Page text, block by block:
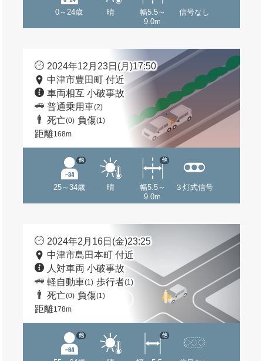
0～24歳 晴
幅5.5～
9.0m
信号なし
2024年12月23日(月)17:50
中津市豊田町 付近
車両相互 小破事故
普通乗用車(2)
死亡(0) 負傷(1)
距離168m
25～34歳
他
晴
幅5.5～
9.0m
他
３灯式信号
2024年2月16日(金)23:25
中津市島田本町 付近
人対車両 小破事故
軽自動車(1) 歩行者(1)
死亡(0) 負傷(1)
距離178m
他 他